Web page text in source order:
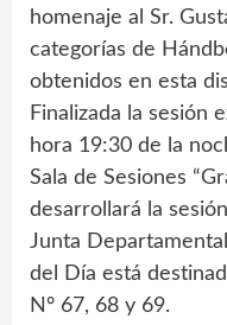
homenaje al Sr.
categorías de
obtenidos en esta
Finalizada la sesión
hora 19:30 de la
Sala de Sesiones
desarrollará la
Junta
del Día está
Nº 67, 68 y 69.